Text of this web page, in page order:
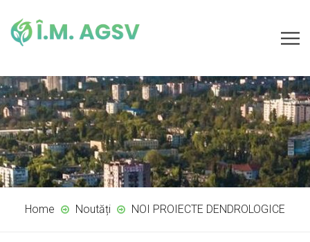
Home Noutăți NOI PROIECTE DENDROLOGICE